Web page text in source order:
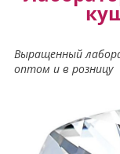
Выращенный
оптом и в розницу